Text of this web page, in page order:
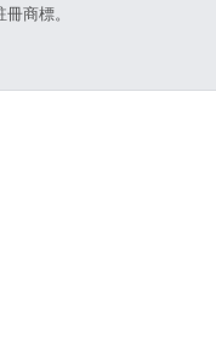
商標。